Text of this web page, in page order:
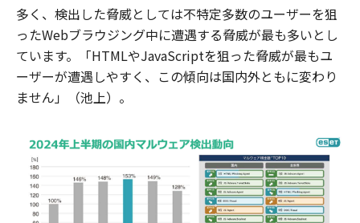
多く、検出した脅威としては不特定多数のユーザーを狙
ったWebブラウジング中に遭遇する脅威が最も多いとし
ています。「HTMLやJavaScriptを狙った脅威が最もユ
ーザーが遭遇しやすく、この傾向は国内外ともに変わり
ません」（池上）。